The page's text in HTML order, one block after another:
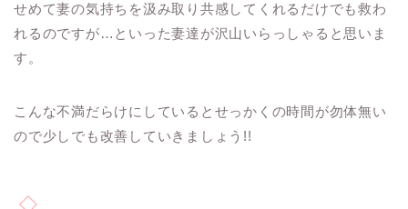
せめて妻の気持ちを汲み取り共感してくれるだけでも救わ
れるのですが… といった妻達が沢山いらっしゃると思いま
す。
こんな不満だらけにしているとせっかくの時間が勿体無い
ので少しでも改善していきましょう !!